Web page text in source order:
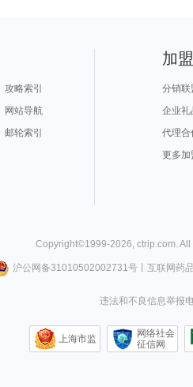
攻略索引
网站导航
邮轮索引
加
分销联
企业礼
代理合
更多加
Copyright©1999-2026 ctrip.com .
沪公网备31010502002731号丨 互联网药
违法和不良信息举报
上海市监
网络社会
征信网